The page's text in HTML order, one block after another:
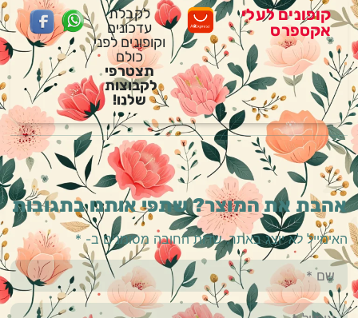
לקבלת
עדכונים
וקופונים לפני
כולם
תצטרפי
לקבוצות
שלנו!
קופונים לעלי
אקספרס
אהבת את המוצר? שתפי אותנו בתגובות
האימייל לא יוצג באתר. שדות החובה מסומנים ב- *